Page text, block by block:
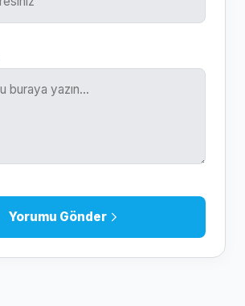
Yorumu Gönder